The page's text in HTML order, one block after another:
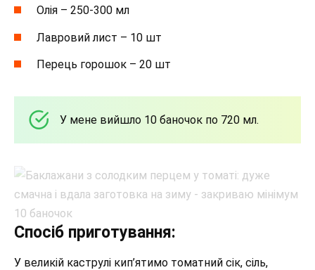
Олія – 250-300 мл
Лавровий лист – 10 шт
Перець горошок – 20 шт
У мене вийшло 10 баночок по 720 мл.
Спосіб приготування:
У великій каструлі кип’ятимо томатний сік, сіль,